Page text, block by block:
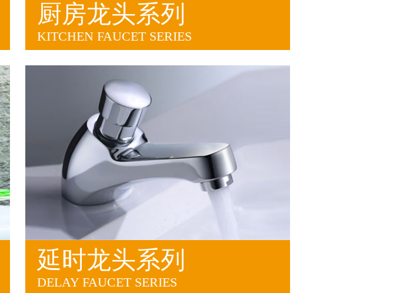
厨房龙头系列
KITCHEN FAUCET SERIES
延时龙头系列
DELAY FAUCET SERIES